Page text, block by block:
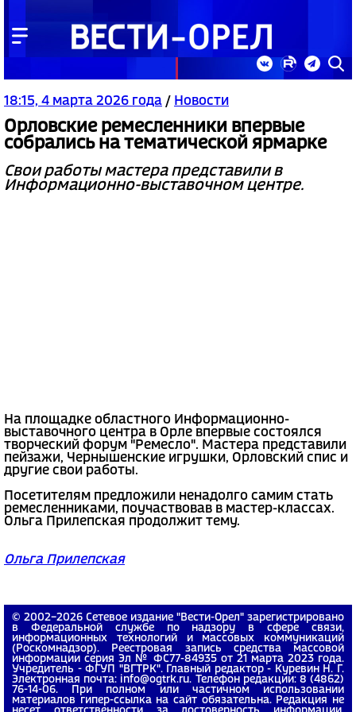
18:15, 4 марта 2026 года / Новости
Орловские ремесленники впервые
собрались на тематической ярмарке
Свои работы мастера представили в
Информационно-выставочном центре.
На площадке областного Информационно-
выставочного центра в Орле впервые состоялся
творческий форум "Ремесло". Мастера представили
пейзажи, Чернышенские игрушки, Орловский спис и
другие свои работы.
Посетителям предложили ненадолго самим стать
ремесленниками, поучаствовав в мастер-классах.
Ольга Прилепская продолжит тему.
Ольга Прилепская
© 2002−2026 Сетевое издание "Вести-Орел" зарегистрировано
в Федеральной службе по надзору в сфере связи,
информационных технологий и массовых коммуникаций
(Роскомнадзор). Реестровая запись средства массовой
информации серия Эл № ФС77-84935 от 21 марта 2023 года.
Учредитель - ФГУП "ВГТРК". Главный редактор - Куревин Н. Г.
Электронная почта: info@ogtrk.ru. Телефон редакции: 8 (4862)
76-14-06. При полном или частичном использовании
материалов гипер-ссылка на сайт обязательна. Редакция не